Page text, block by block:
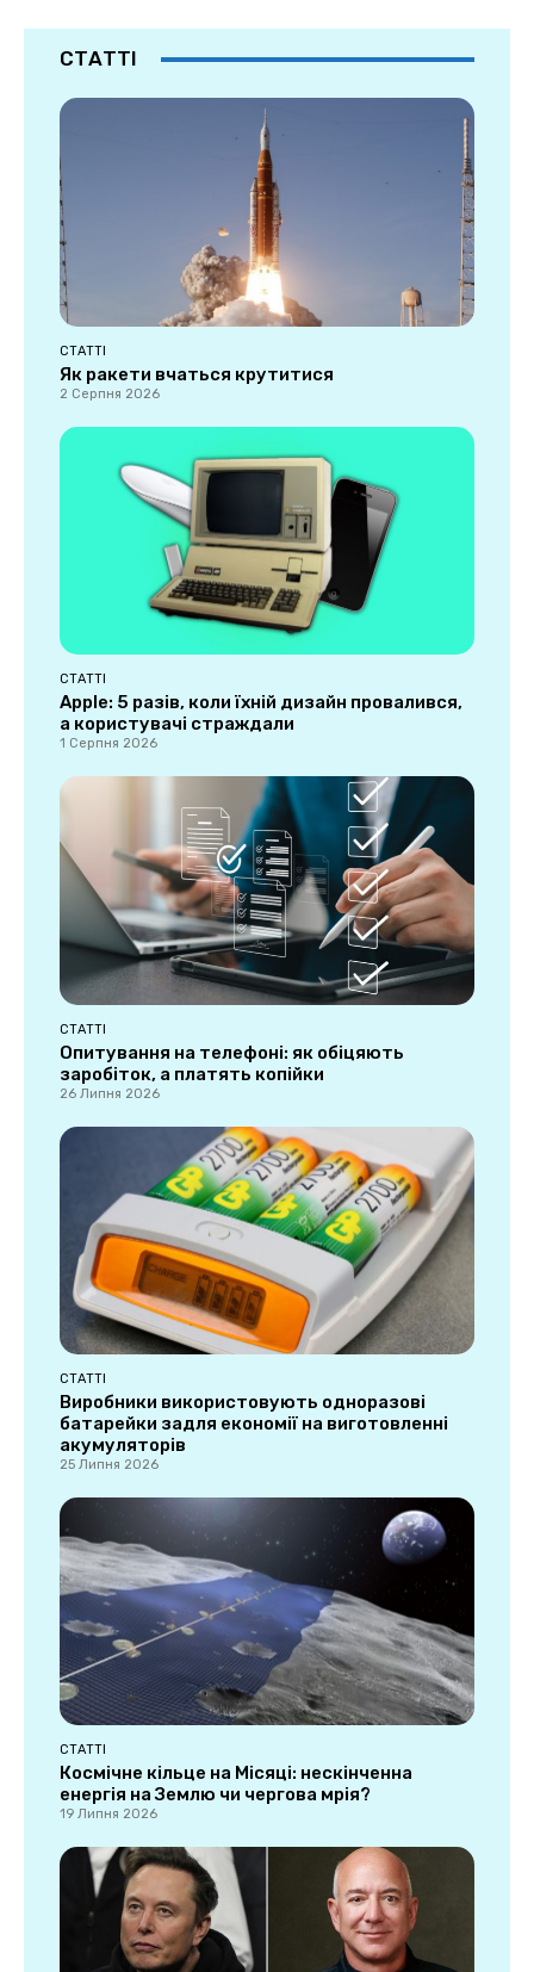
СТАТТІ
СТАТТІ
Як ракети вчаться крутитися
2 Серпня 2026
СТАТТІ
Apple: 5 разів, коли їхній дизайн провалився,
а користувачі страждали
1 Серпня 2026
СТАТТІ
Опитування на телефоні: як обіцяють
заробіток, а платять копійки
26 Липня 2026
СТАТТІ
Виробники використовують одноразові
батарейки задля економії на виготовленні
акумуляторів
25 Липня 2026
СТАТТІ
Космічне кільце на Місяці: нескінченна
енергія на Землю чи чергова мрія?
19 Липня 2026